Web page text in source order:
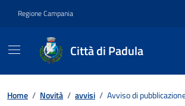
Regione Campania
Città di Padula
Contenuti in evidenza
Home / Novità / avvisi / Avviso di